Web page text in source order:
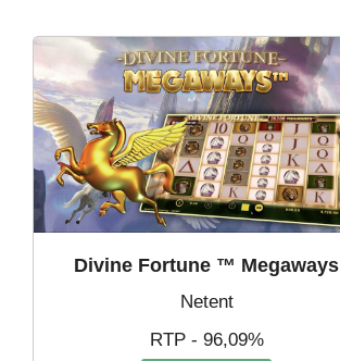
Divine Fortune ™ Megaways
Netent
RTP - 96,09%